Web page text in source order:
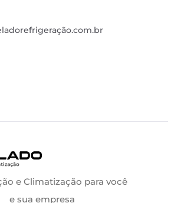
e Climatização para você
e sua empresa